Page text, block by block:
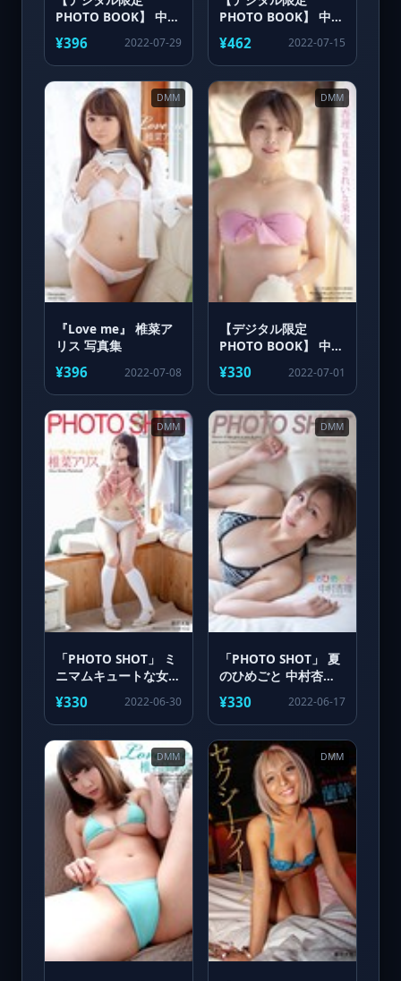
PHOTO BOOK】 中村
きしめて」
¥396 2022-07-29
PHOTO BOOK】 中村
の経験」
¥462 2022-07-15
DMM
『Love me』 椎菜ア
リス 写真集
¥396 2022-07-08
DMM
【デジタル限定
PHOTO BOOK】 中村
杏理 写真集 「きれい
な果実」
¥330 2022-07-01
DMM
「PHOTO SHOT」 ミ
ニマムキュートな女の
¥330 2022-06-30
DMM
「PHOTO SHOT」 夏
のひめごと 中村杏理
¥330 2022-06-17
DMM DMM